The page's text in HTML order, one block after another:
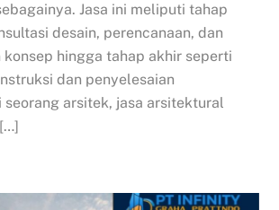
Jasa ini meliputi tahap
desain, perencanaan, dan
konsep hingga tahap akhir seperti
dan penyelesaian
seorang arsitek, jasa arsitektural